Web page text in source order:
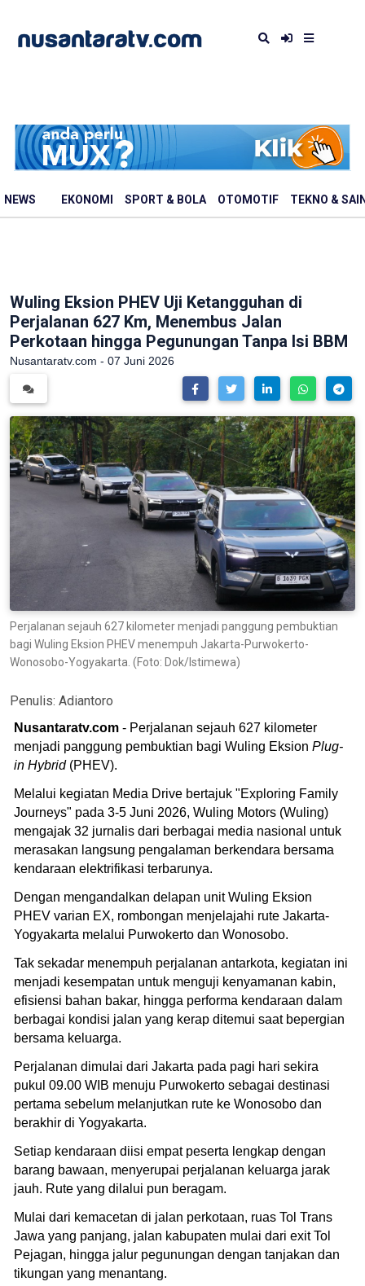
NEWS EKONOMI SPORT & BOLA OTOMOTIF TEKNO &
Wuling Eksion PHEV Uji Ketangguhan di
Perjalanan 627 Km, Menembus Jalan
Perkotaan hingga Pegunungan Tanpa Isi BBM
Nusantaratv.com - 07 Juni 2026
Perjalanan sejauh 627 kilometer menjadi panggung pembuktian
bagi Wuling Eksion PHEV menempuh Jakarta-Purwokerto-
Wonosobo-Yogyakarta. (Foto: Dok/Istimewa)
Penulis: Adiantoro
Nusantaratv.com - Perjalanan sejauh 627 kilometer
menjadi panggung pembuktian bagi Wuling Eksion Plug-
in Hybrid(PHEV).
Melalui kegiatan Media Drive bertajuk "Exploring Family
Journeys" pada 3-5 Juni 2026, Wuling Motors (Wuling)
mengajak 32 jurnalis dari berbagai media nasional untuk
merasakan langsung pengalaman berkendara bersama
kendaraan elektrifikasi terbarunya.
Dengan mengandalkan delapan unit Wuling Eksion
PHEV varian EX, rombongan menjelajahi rute Jakarta-
Yogyakarta melalui Purwokerto dan Wonosobo.
Tak sekadar menempuh perjalanan antarkota, kegiatan ini
menjadi kesempatan untuk menguji kenyamanan kabin,
efisiensi bahan bakar, hingga performa kendaraan dalam
berbagai kondisi jalan yang kerap ditemui saat bepergian
bersama keluarga.
Perjalanan dimulai dari Jakarta pada pagi hari sekira
pukul 09.00 WIB menuju Purwokerto sebagai destinasi
pertama sebelum melanjutkan rute ke Wonosobo dan
berakhir di Yogyakarta.
Setiap kendaraan diisi empat peserta lengkap dengan
barang bawaan, menyerupai perjalanan keluarga jarak
jauh. Rute yang dilalui pun beragam.
Mulai dari kemacetan di jalan perkotaan, ruas Tol Trans
Jawa yang panjang, jalan kabupaten mulai dari exit Tol
Pejagan, hingga jalur pegunungan dengan tanjakan dan
tikungan yang menantang.